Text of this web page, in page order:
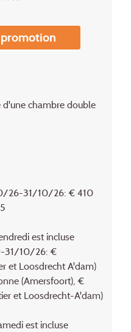
d'une chambre double
31/10/26: € 410
est incluse
10/26: €
et Loosdrecht A'dam)
(Amersfoort), €
et Loosdrecht-A'dam)
est incluse